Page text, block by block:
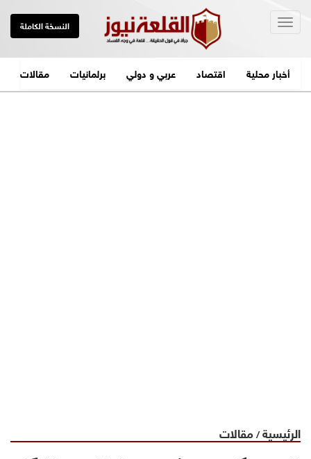
النسخة الكاملة
أخبار محلية اقتصاد عربي و دولي برلمانيات مقالات
الرئيسية/مقالات